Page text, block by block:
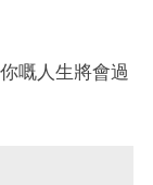
嘅人生將會過